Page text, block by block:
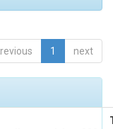
1 next